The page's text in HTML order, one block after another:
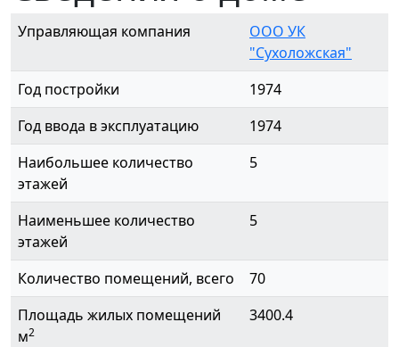
Управляющая компания
ООО УК
"Сухоложская"
Год постройки
1974
Год ввода в эксплуатацию
1974
Наибольшее количество
этажей
5
Наименьшее количество
этажей
5
Количество помещений, всего
70
Площадь жилых помещений
м2
3400.4